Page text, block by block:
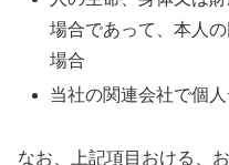
場合であって、本人
場合
当社の関連会社で個
なお、上記項目おける、